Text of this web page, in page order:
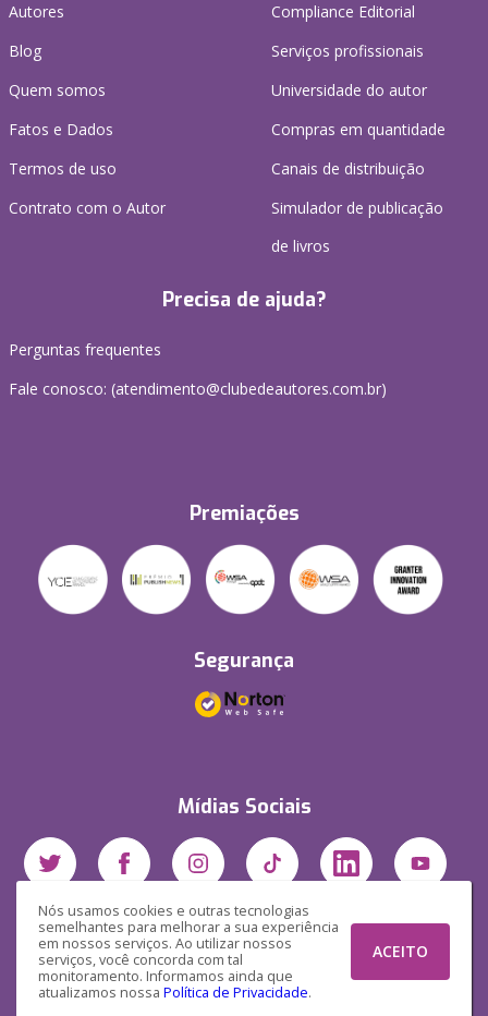
Nós usamos cookies e outras tecnologias
semelhantes para melhorar a sua experiência
em nossos serviços. Ao utilizar nossos
serviços, você concorda com tal
monitoramento. Informamos ainda que
atualizamos nossa Política de Privacidade.
ACEITO
Autores
Blog
Quem somos
Fatos e Dados
Termos de uso
Contrato com o Autor
Compliance Editorial
Serviços profissionais
Universidade do autor
Compras em quantidade
Canais de distribuição
Simulador de publicação
de livros
Precisa de ajuda?
Perguntas frequentes
Fale conosco: (atendimento@clubedeautores.com.br)
Premiações
Segurança
Mídias Sociais